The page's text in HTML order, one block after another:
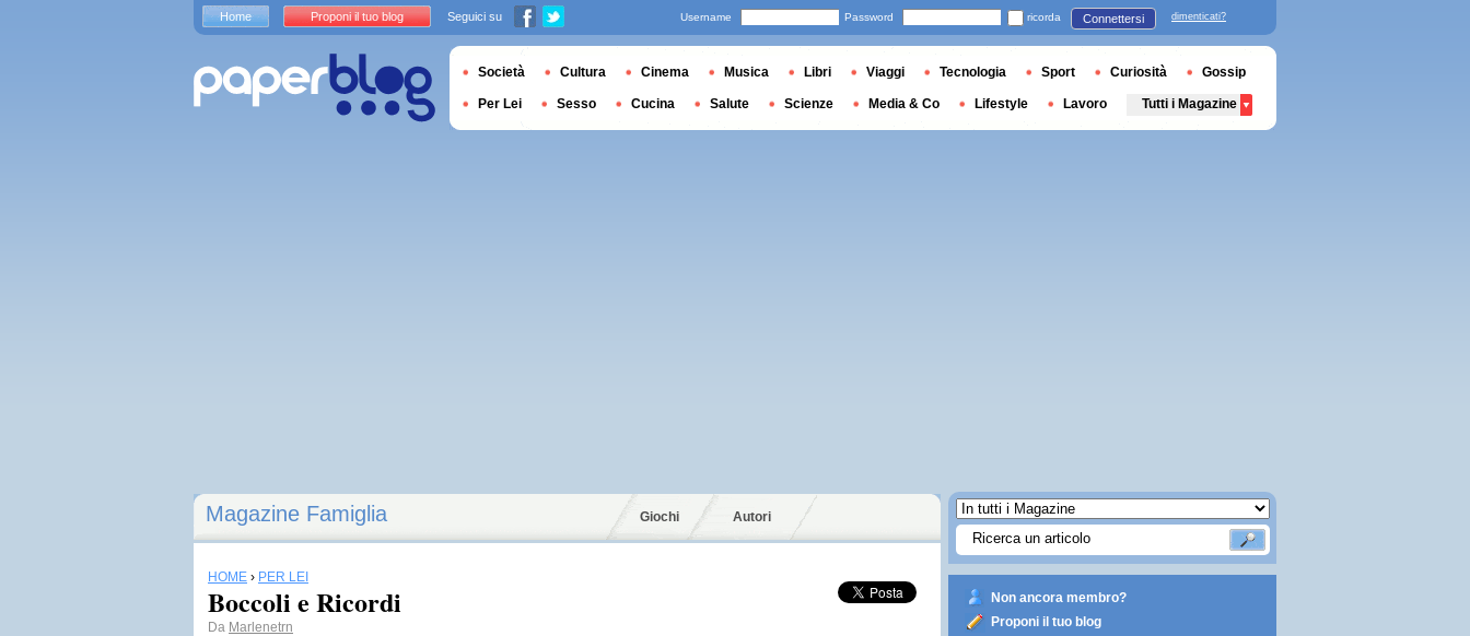
Magazine Famiglia Giochi Autori
HOME › PER LEI
Boccoli e Ricordi
Da Marlenetrn
Non ancora membro?
Proponi il tuo blog
Home Proponi il tuo blog Seguici su Username Password ricorda Connettersi dimenticati?
Società Cultura Cinema Musica Libri Viaggi Tecnologia Sport Curiosità Gossip
Per Lei Sesso Cucina Salute Scienze Media & Co Lifestyle Lavoro Tutti i Magazine